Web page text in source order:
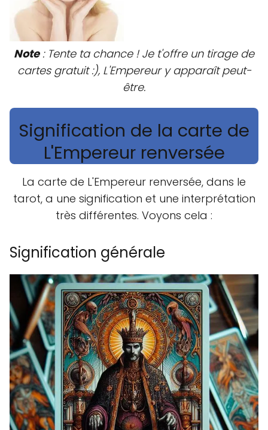
Note: Tente ta chance ! Je t'offre un tirage de
cartes gratuit :), L'Empereur y apparaît peut-
être.
Signification de la carte de
L'Empereur renversée
La carte de L'Empereur renversée, dans le
tarot, a une signification et une interprétation
très différentes. Voyons cela :
Signification générale